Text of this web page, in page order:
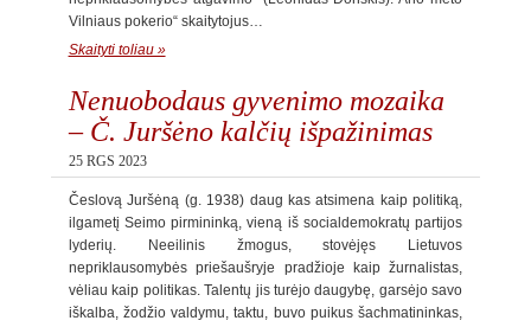
Vilniaus pokerio“ skaitytojus…
Skaityti toliau »
Nenuobodaus gyvenimo mozaika
– Č. Juršėno kalčių išpažinimas
25 RGS 2023
Česlovą Juršėną (g. 1938) daug kas atsimena kaip politiką,
ilgametį Seimo pirmininką, vieną iš socialdemokratų partijos
lyderių. Neeilinis žmogus, stovėjęs Lietuvos
nepriklausomybės priešaušryje pradžioje kaip žurnalistas,
vėliau kaip politikas. Talentų jis turėjo daugybę, garsėjo savo
iškalba, žodžio valdymu, taktu, buvo puikus šachmatininkas,